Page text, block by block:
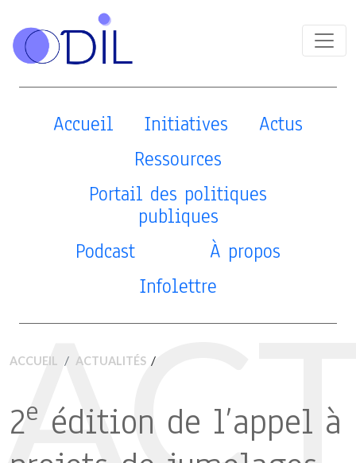
Accueil Initiatives
Actus
Ressources
Portail des politiques
publiques
Podcast
À propos
Infolettre
ACCUEIL ACTUALITÉS /
2e édition de l’appel à